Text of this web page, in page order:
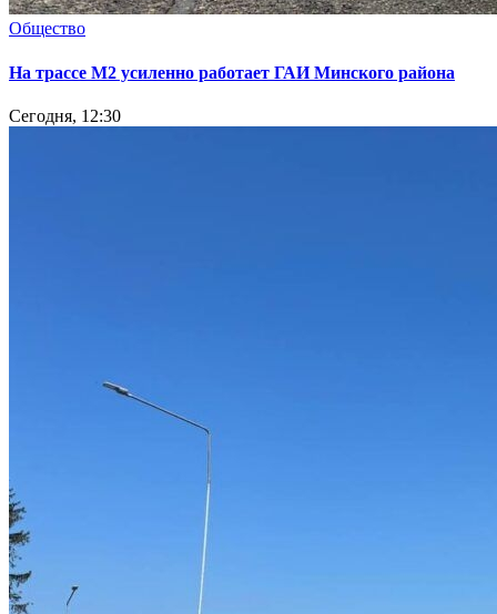
Общество
На трассе М2 усиленно работает ГАИ Минского района
Сегодня, 12:30